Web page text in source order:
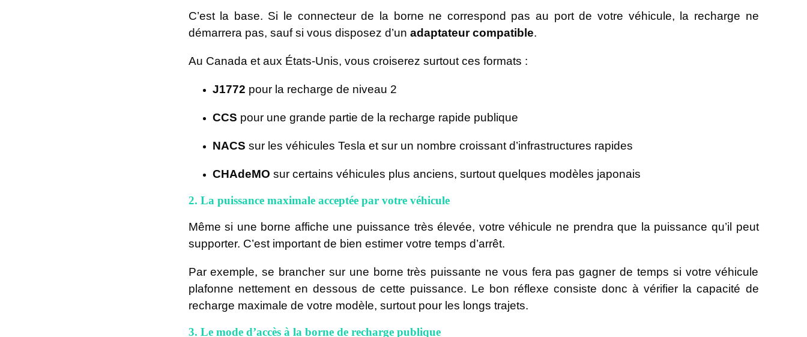
C’est la base. Si le connecteur de la borne ne correspond pas au port de votre véhicule, la recharge ne
démarrera pas, sauf si vous disposez d’un adaptateur compatible.
Au Canada et aux États-Unis, vous croiserez surtout ces formats :
J1772 pour la recharge de niveau 2
CCS pour une grande partie de la recharge rapide publique
NACS sur les véhicules Tesla et sur un nombre croissant d’infrastructures rapides
CHAdeMO sur certains véhicules plus anciens, surtout quelques modèles japonais
2. La puissance maximale acceptée par votre véhicule
Même si une borne affiche une puissance très élevée, votre véhicule ne prendra que la puissance qu’il peut
supporter. C’est important de bien estimer votre temps d’arrêt.
Par exemple, se brancher sur une borne très puissante ne vous fera pas gagner de temps si votre véhicule
plafonne nettement en dessous de cette puissance. Le bon réflexe consiste donc à vérifier la capacité de
recharge maximale de votre modèle, surtout pour les longs trajets.
3. Le mode d’accès à la borne de recharge publique